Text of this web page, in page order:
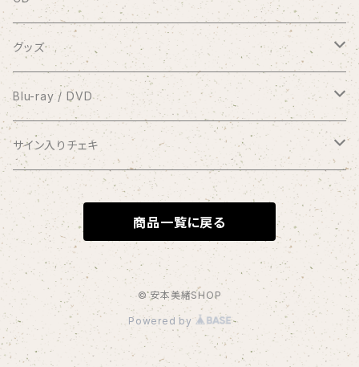
有料配信ライブ
1coin配信 クラブ美緒
過去の録画ライブ視聴チケット
1/8 弦カルテットコンサート at 横浜mint hall
シングル
おやすみなさい
花束をあなたに
Piano Letter
ミニアルバム
アナスタシア
明日が聴こえる
selene
フルアルバム
Meditation
写真集つきシングル
アナスタシア（初期ver.）
この夏よ、永遠に
コンピレーションアルバム
Link
Diverse Sounds
グッズ
ブロマイド
10周年メモリアルフォトブック
クリアファイル
缶バッジ
オーダーメイド絵手紙
桜（3/29〜）
リクエストイラスト
Blu-ray / DVD
2017.7.2 渋谷プレジャープレジャー
Blu-ray
Blu-ray＆DVDセット
2020.9.20 andante〜your songs〜
Blu-ray
DVD
2021.1.11 渋谷プレジャープレジャー
Blu-ray
DVD
2021.1.11 密着ドキュメンタリー映像
2023.1.8 andante〜Quartet〜
サイン入りチェキ
おうちde MIO LIVE
闇チェキ
1/11 ホールコンサート衣装チェキ
商品一覧に戻る
© 安本美緒SHOP
Powered by